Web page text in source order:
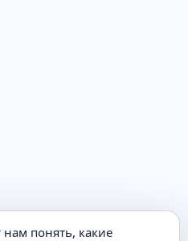
нам понять, какие